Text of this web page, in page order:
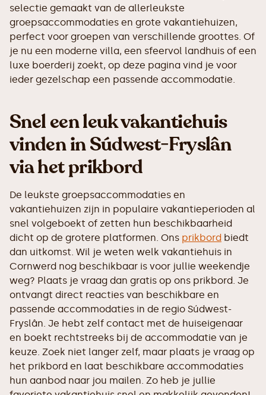
selectie gemaakt van de allerleukste
groepsaccommodaties en grote vakantiehuizen,
perfect voor groepen van verschillende groottes. Of
je nu een moderne villa, een sfeervol landhuis of een
luxe boerderij zoekt, op deze pagina vind je voor
ieder gezelschap een passende accommodatie.
Snel een leuk vakantiehuis
vinden in Súdwest-Fryslân
via het prikbord
De leukste groepsaccommodaties en
vakantiehuizen zijn in populaire vakantieperioden al
snel volgeboekt of zetten hun beschikbaarheid
dicht op de grotere platformen. Ons prikbord biedt
dan uitkomst. Wil je weten welk vakantiehuis in
Cornwerd nog beschikbaar is voor jullie weekendje
weg? Plaats je vraag dan gratis op ons prikbord. Je
ontvangt direct reacties van beschikbare en
passende accommodaties in de regio Súdwest-
Fryslân. Je hebt zelf contact met de huiseigenaar
en boekt rechtstreeks bij de accommodatie van je
keuze. Zoek niet langer zelf, maar plaats je vraag op
het prikbord en laat beschikbare accommodaties
hun aanbod naar jou mailen. Zo heb je jullie